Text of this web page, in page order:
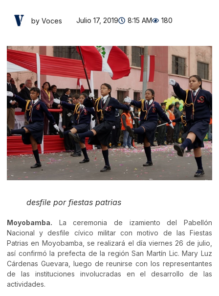
by Voces Julio 17, 2019 8:15 AM 180
desfile por fiestas patrias
Moyobamba. La ceremonia de izamiento del Pabellón
Nacional y desfile cívico militar con motivo de las Fiestas
Patrias en Moyobamba, se realizará el día viernes 26 de julio,
así confirmó la prefecta de la región San Martín Lic. Mary Luz
Cárdenas Guevara, luego de reunirse con los representantes
de las instituciones involucradas en el desarrollo de las
actividades.